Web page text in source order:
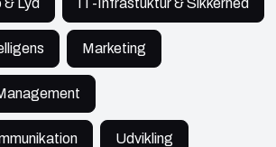
Marketing
Udvikling
freelancer til dig...
du den vi mangler?
Tilmeld dig